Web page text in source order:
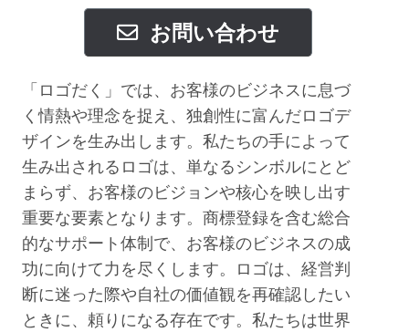
お問い合わせ
「ロゴだく」では、お客様のビジネスに息づ
く情熱や理念を捉え、独創性に富んだロゴデ
ザインを生み出します。私たちの手によって
生み出されるロゴは、単なるシンボルにとど
まらず、お客様のビジョンや核心を映し出す
重要な要素となります。商標登録を含む総合
的なサポート体制で、お客様のビジネスの成
功に向けて力を尽くします。ロゴは、経営判
断に迷った際や自社の価値観を再確認したい
ときに、頼りになる存在です。私たちは世界